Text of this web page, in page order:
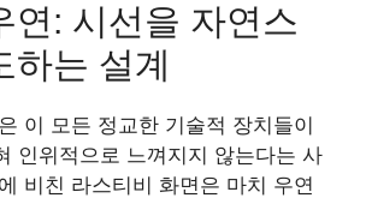
연: 시선을 자연스
하는 설계
이 모든 정교한 기술적 장치들이
인위적으로 느껴지지 않는다는 사
비친 라스티비 화면은 마치 우연